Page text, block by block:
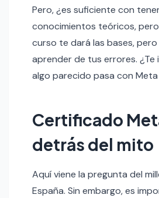
Pero, ¿es suficiente con
conocimientos teóricos,
curso te dará las bases,
aprender de tus errores.
algo parecido pasa con Meta
Certificado
detrás del mito
Aquí viene la pregunta del
España. Sin embargo, es